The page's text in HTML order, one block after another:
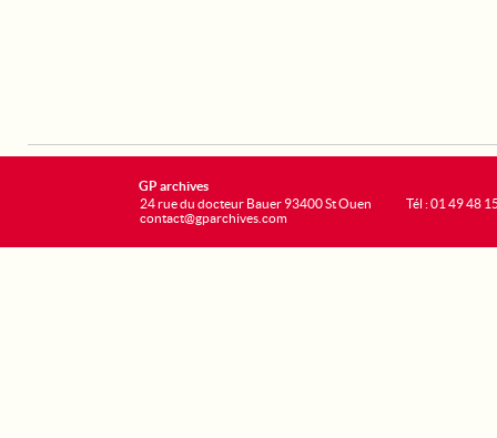
GP archives
24 rue du docteur Bauer 93400 St Ouen
contact@gparchives.com
Tél : 01 49 48